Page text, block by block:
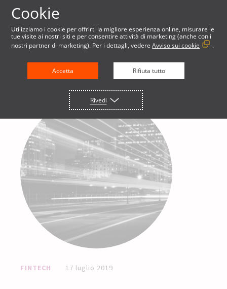
FINTECH 17 luglio 2019
Cookie
Utilizziamo i cookie per offrirti la migliore esperienza online, misurare le
tue visite ai nostri siti e per consentire attività di marketing (anche con i
nostri partner di marketing). Per i dettagli, vedereAvviso sui cookie .
Accetta Rifiuta tutto
Rivedi